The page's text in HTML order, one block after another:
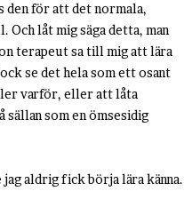
den för att det normala,
låt mig säga detta, man
terapeut sa till mig att lära
se det hela som ett osant
varför, eller att låta
som en ömsesidig
aldrig fick börja lära känna.